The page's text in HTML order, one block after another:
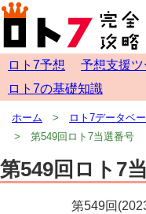
ロト7予想 予想支援
ロト7の基礎知識
ホーム ロト7データベ
第549回ロト7当選番号
第549回ロト7
第549回(